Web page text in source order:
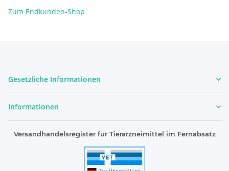
Zum Endkunden-Shop
Gesetzliche Informationen
Informationen
Versandhandelsregister für Tierarzneimittel im Fernabsatz